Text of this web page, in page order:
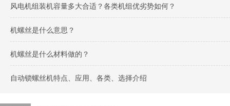
风电机组装机容量多大合适？各类机组优劣势如何？
机螺丝是什么意思？
机螺丝是什么材料做的？
自动锁螺丝机特点、应用、各类、选择介绍